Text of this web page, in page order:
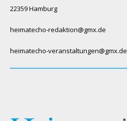
22359 Hamburg
heimatecho-redaktion@gmx.de
heimatecho-veranstaltungen@gmx.de